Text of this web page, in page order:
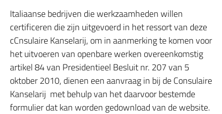
Italiaanse bedrijven die werkzaamheden willen
certificeren die zijn uitgevoerd in het ressort van deze
cCnsulaire Kanselarij, om in aanmerking te komen voor
het uitvoeren van openbare werken overeenkomstig
artikel 84 van Presidentieel Besluit nr. 207 van 5
oktober 2010, dienen een aanvraag in bij de Consulaire
Kanselarij met behulp van het daarvoor bestemde
formulier dat kan worden gedownload van de website.